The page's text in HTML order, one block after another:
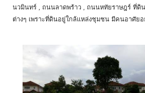
นวมินทร์ , ถนนลาดพร้าว , ถนนหทัยราษฎร์ ที่ดิน
ต่างๆ เพราะที่ดินอยู่ใกล้แหล่งชุมชน มีคนอาศัย